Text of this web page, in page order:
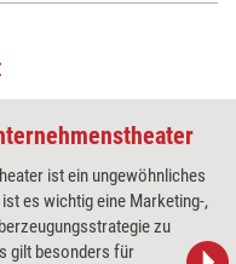
ist ein ungewöhnliches
es wichtig eine Marketing-,
zu
gilt besonders für